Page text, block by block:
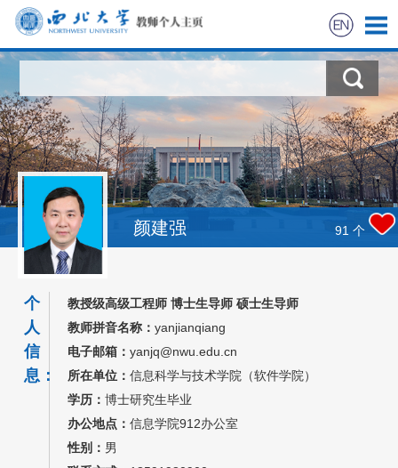
科学研究
教学研究
获奖信息
招生信息
学生信息
我的相册
教师博客
颜建强 91 个
个
人
信
息：
教授级高级工程师 博士生导师 硕士生导师
教师拼音名称： yanjianqiang
电子邮箱： yanjq@nwu.edu.cn
所在单位： 信息科学与技术学院（软件学院）
学历： 博士研究生毕业
办公地点： 信息学院912办公室
性别： 男